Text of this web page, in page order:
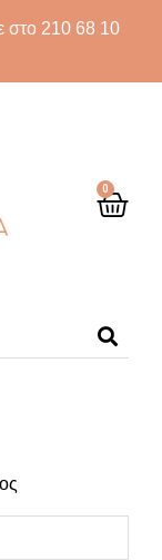
στο 210 68 10
0